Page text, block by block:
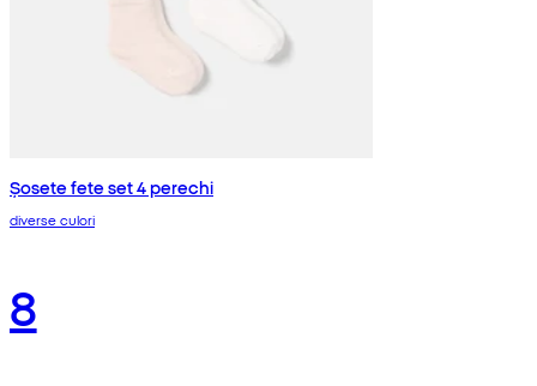
Șosete fete set 4 perechi
diverse culori
8